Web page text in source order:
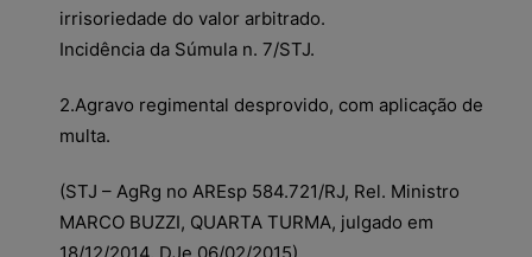
irrisoriedade do valor arbitrado.
Incidência da Súmula n. 7/STJ.
2.Agravo regimental desprovido, com aplicação de
multa.
(STJ – AgRg no AREsp 584.721/RJ, Rel. Ministro
MARCO BUZZI, QUARTA TURMA, julgado em
18/12/2014, DJe 06/02/2015)